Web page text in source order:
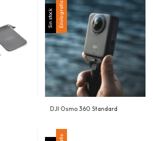
Sin stock Envío gratis
DJI Osmo 360 Standard